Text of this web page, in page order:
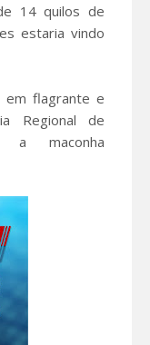
14 quilos de
estaria vindo
em flagrante e
Regional de
a maconha